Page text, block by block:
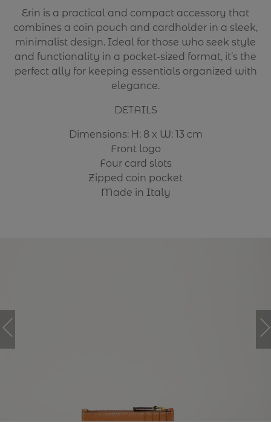
Erin is a practical and compact accessory that
combines a coin pouch and cardholder in a sleek,
minimalist design. Ideal for those who seek style
and functionality in a pocket-sized format, it’s the
perfect ally for keeping essentials organized with
elegance.
DETAILS
Dimensions: H: 8 x W: 13 cm
Front logo
Four card slots
Zipped coin pocket
Made in Italy